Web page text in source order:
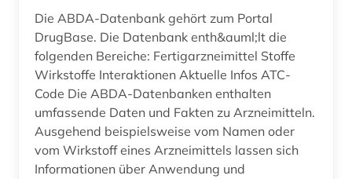
bewusstsein (1)
bibliografie (20)
bibliografin (2)
bibliographie (8)
bibliometrie (1)
Die ABDA-Datenbank gehört zum Portal
DrugBase. Die Datenbank enth&auml;lt die
folgenden Bereiche: Fertigarzneimittel Stoffe
Wirkstoffe Interaktionen Aktuelle Infos ATC-
Code Die ABDA-Datenbanken enthalten
umfassende Daten und Fakten zu Arzneimitteln.
Ausgehend beispielsweise vom Namen oder
vom Wirkstoff eines Arzneimittels lassen sich
Informationen über Anwendung und